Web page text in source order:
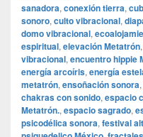
sanadora, conexión tierra,
sonoro, culto vibracional,
domo vibracional,
espiritual, elevación Metatrón,
vibracional, encuentro hippie
energía arcoíris, energía
metatrón, ensoñación sonora,
chakras con sonido, espacio
Metatrón., espacio sagrado,
psicodélica sonora, festival